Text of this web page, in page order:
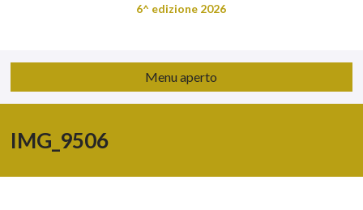
6^ edizione 2026
Menu aperto
IMG_9506